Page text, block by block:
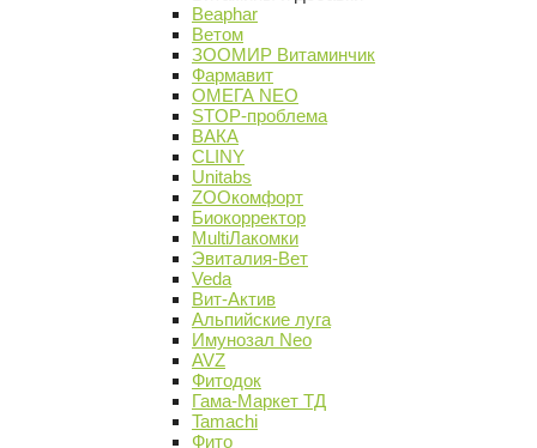
Beaphar
Ветом
ЗООМИР Витаминчик
Фармавит
ОМЕГА NEO
STOP-проблема
ВАКА
CLINY
Unitabs
ZOOкомфорт
Биокорректор
MultiЛакомки
Эвиталия-Вет
Veda
Вит-Актив
Альпийские луга
Имунозал Neo
AVZ
Фитодок
Гама-Маркет ТД
Tamachi
Фито